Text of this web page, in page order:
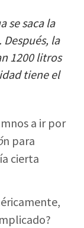
se saca la
la
1200 litros
tiene el
a ir por
n para
cierta